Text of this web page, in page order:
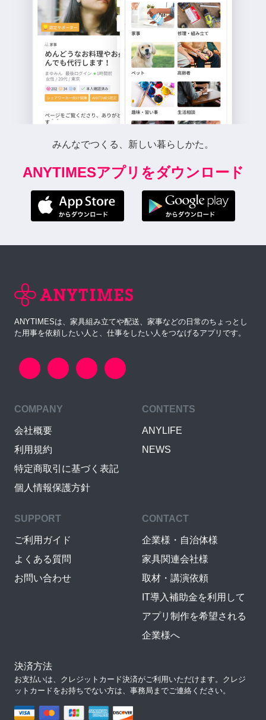
みんなでつくる、新しい暮らしかた。
ANYTIMESアプリをダウンロード
ANYTIMESは、家具組み立てや配送、家事などの日常のちょっとし
た用事を依頼したい人と、仕事をしたい人をつなげるアプリです。
COMPANY
会社概要
利用規約
特定商取引に基づく表記
個人情報保護方針
CONTENTS
ANYLIFE
NEWS
SUPPORT
ご利用ガイド
よくある質問
お問い合わせ
CONTACT
企業様・自治体様
家具関連会社様
取材・講演依頼
IT導入補助金を利用して
アプリ制作を希望される
企業様へ
決済方法
お支払いは、クレジットカード決済がご利用いただけます。クレジ
ットカードをお持ちでない方は、事務局までご連絡ください。